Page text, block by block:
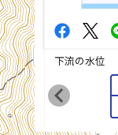
下流の水位
chevron_left